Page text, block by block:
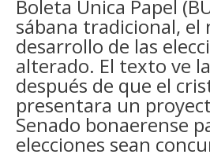
Boleta Única Papel
sábana tradicional, el
desarrollo de las
alterado. El texto ve
después de que el
presentara un
Senado bonaerense
elecciones sean